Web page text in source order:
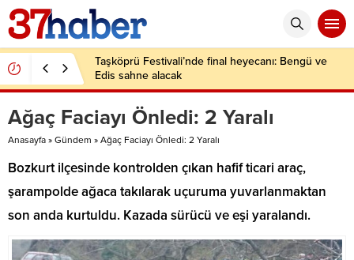
Taşköprü Festivali’nde final heyecanı: Bengü ve
Edis sahne alacak
Ağaç Faciayı Önledi: 2 Yaralı
Anasayfa » Gündem » Ağaç Faciayı Önledi: 2 Yaralı
Bozkurt ilçesinde kontrolden çıkan hafif ticari araç,
şarampolde ağaca takılarak uçuruma yuvarlanmaktan
son anda kurtuldu. Kazada sürücü ve eşi yaralandı.